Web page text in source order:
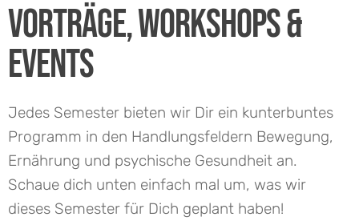
Vorträge, Workshops &
Events
Jedes Semester bieten wir Dir ein kunterbuntes
Programm in den Handlungsfeldern Bewegung,
Ernährung und psychische Gesundheit an.
Schaue dich unten einfach mal um, was wir
dieses Semester für Dich geplant haben!